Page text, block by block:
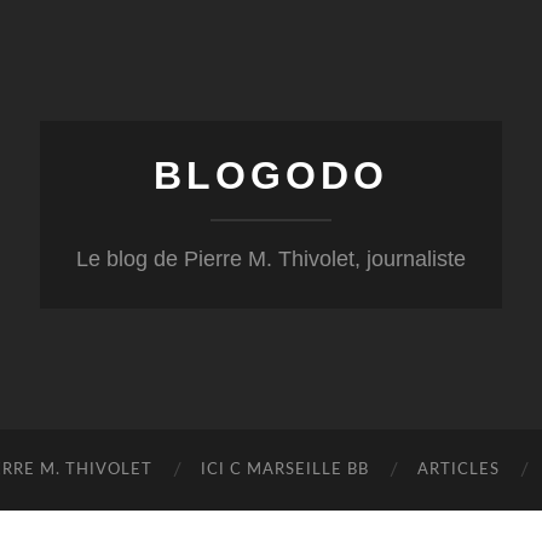
BLOGODO
Le blog de Pierre M. Thivolet, journaliste
M. THIVOLET ICI C MARSEILLE BB ARTICLES